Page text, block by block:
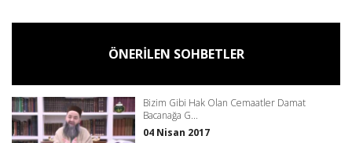
ÖNERİLEN SOHBETLER
Bizim Gibi Hak Olan Cemaatler Damat
Bacanağa G...
04 Nisan 2017